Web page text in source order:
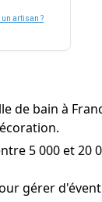
un artisan ?
de bain à
5 000 et 20
gérer